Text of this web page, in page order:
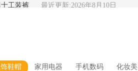
士工装裤 最近更新:2026年8月10日
鞋帽 家用电器 手机数码 化妆